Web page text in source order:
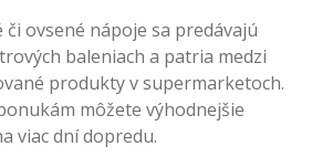
či ovsené nápoje sa predávajú
baleniach a patria medzi
produkty v supermarketoch.
môžete výhodnejšie
viac dní dopredu.